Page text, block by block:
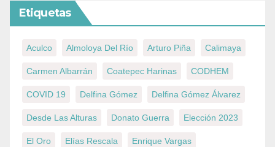
Etiquetas
Aculco Almoloya Del Río Arturo Piña Calimaya
Carmen Albarrán Coatepec Harinas CODHEM
COVID 19 Delfina Gómez Delfina Gómez Álvarez
Desde Las Alturas Donato Guerra Elección 2023
El Oro Elías Rescala Enrique Vargas